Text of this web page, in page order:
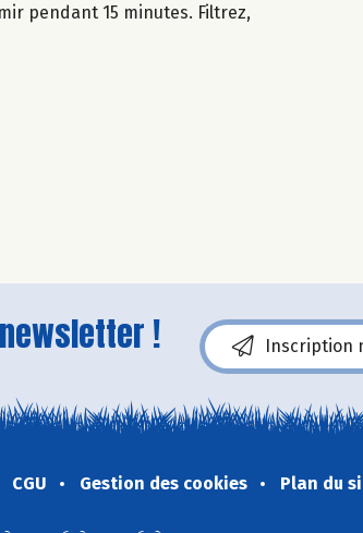
pendant 15 minutes. Filtrez,
! Inscription
CGU Gestion des cookies Plan du